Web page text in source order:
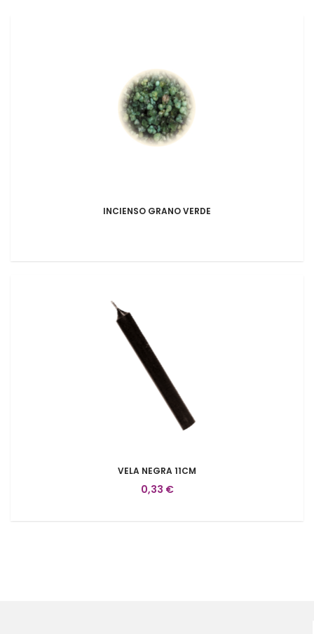
INCIENSO GRANO VERDE
VELA NEGRA 11CM
0,33 €